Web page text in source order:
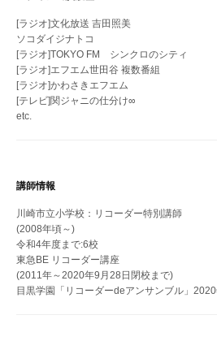
[ラジオ]文化放送 吉田照美
ソコダイジナトコ
[ラジオ]TOKYO FM シンクロのシティ
[ラジオ]エフエム世田谷 複数番組
[ラジオ]かわさきエフエム
[テレビ]関ジャニの仕分け∞
etc.
講師情報
川崎市立小学校：リコーダー特別講師
(2008年頃～)
令和4年度まで:6校
東急BE リコーダー講座
(2011年～2020年9月28日閉校まで)
目黒学園「リコーダーdeアンサンブル」